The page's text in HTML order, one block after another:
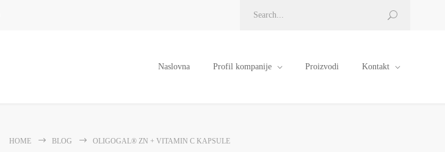
Naslovna Profil kompanije Proizvodi Kontakt
HOME BLOG OLIGOGAL® ZN + VITAMIN C KAPSULE